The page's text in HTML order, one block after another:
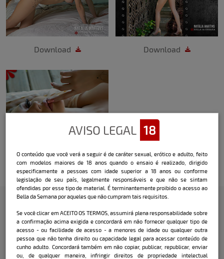
Download Download
Download
AVISO LEGAL 18
O conteúdo que você verá a seguir é de caráter sexual, erótico e adulto, feito
com modelos maiores de 18 anos quando o ensaio é realizado, dirigido
especificamente a pessoas com idade superior a 18 anos ou conforme
legislação de seu país, legalmente responsáveis e que não se sintam
ofendidas por esse tipo de material. É terminantemente proibido o acesso ao
Bella da Semana por aqueles que não cumpram tais requisitos.
Se você clicar em ACEITO OS TERMOS, assumirá plena responsabilidade sobre
a confirmação acima exigida e concordará em não fornecer qualquer tipo de
acesso - ou facilidade de acesso - a menores de idade ou qualquer outra
pessoa que não tenha direito ou capacidade legal para acessar conteúdo de
cunho adulto. Concordará também em não copiar, publicar, republicar, enviar
ou, de qualquer maneira, infringir direitos de propriedade intelectual